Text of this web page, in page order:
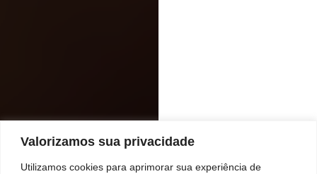
Valorizamos sua privacidade
Utilizamos cookies para aprimorar sua experiência de